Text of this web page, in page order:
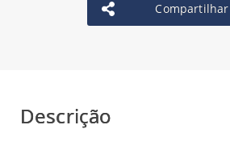
Compartilhar
Descrição